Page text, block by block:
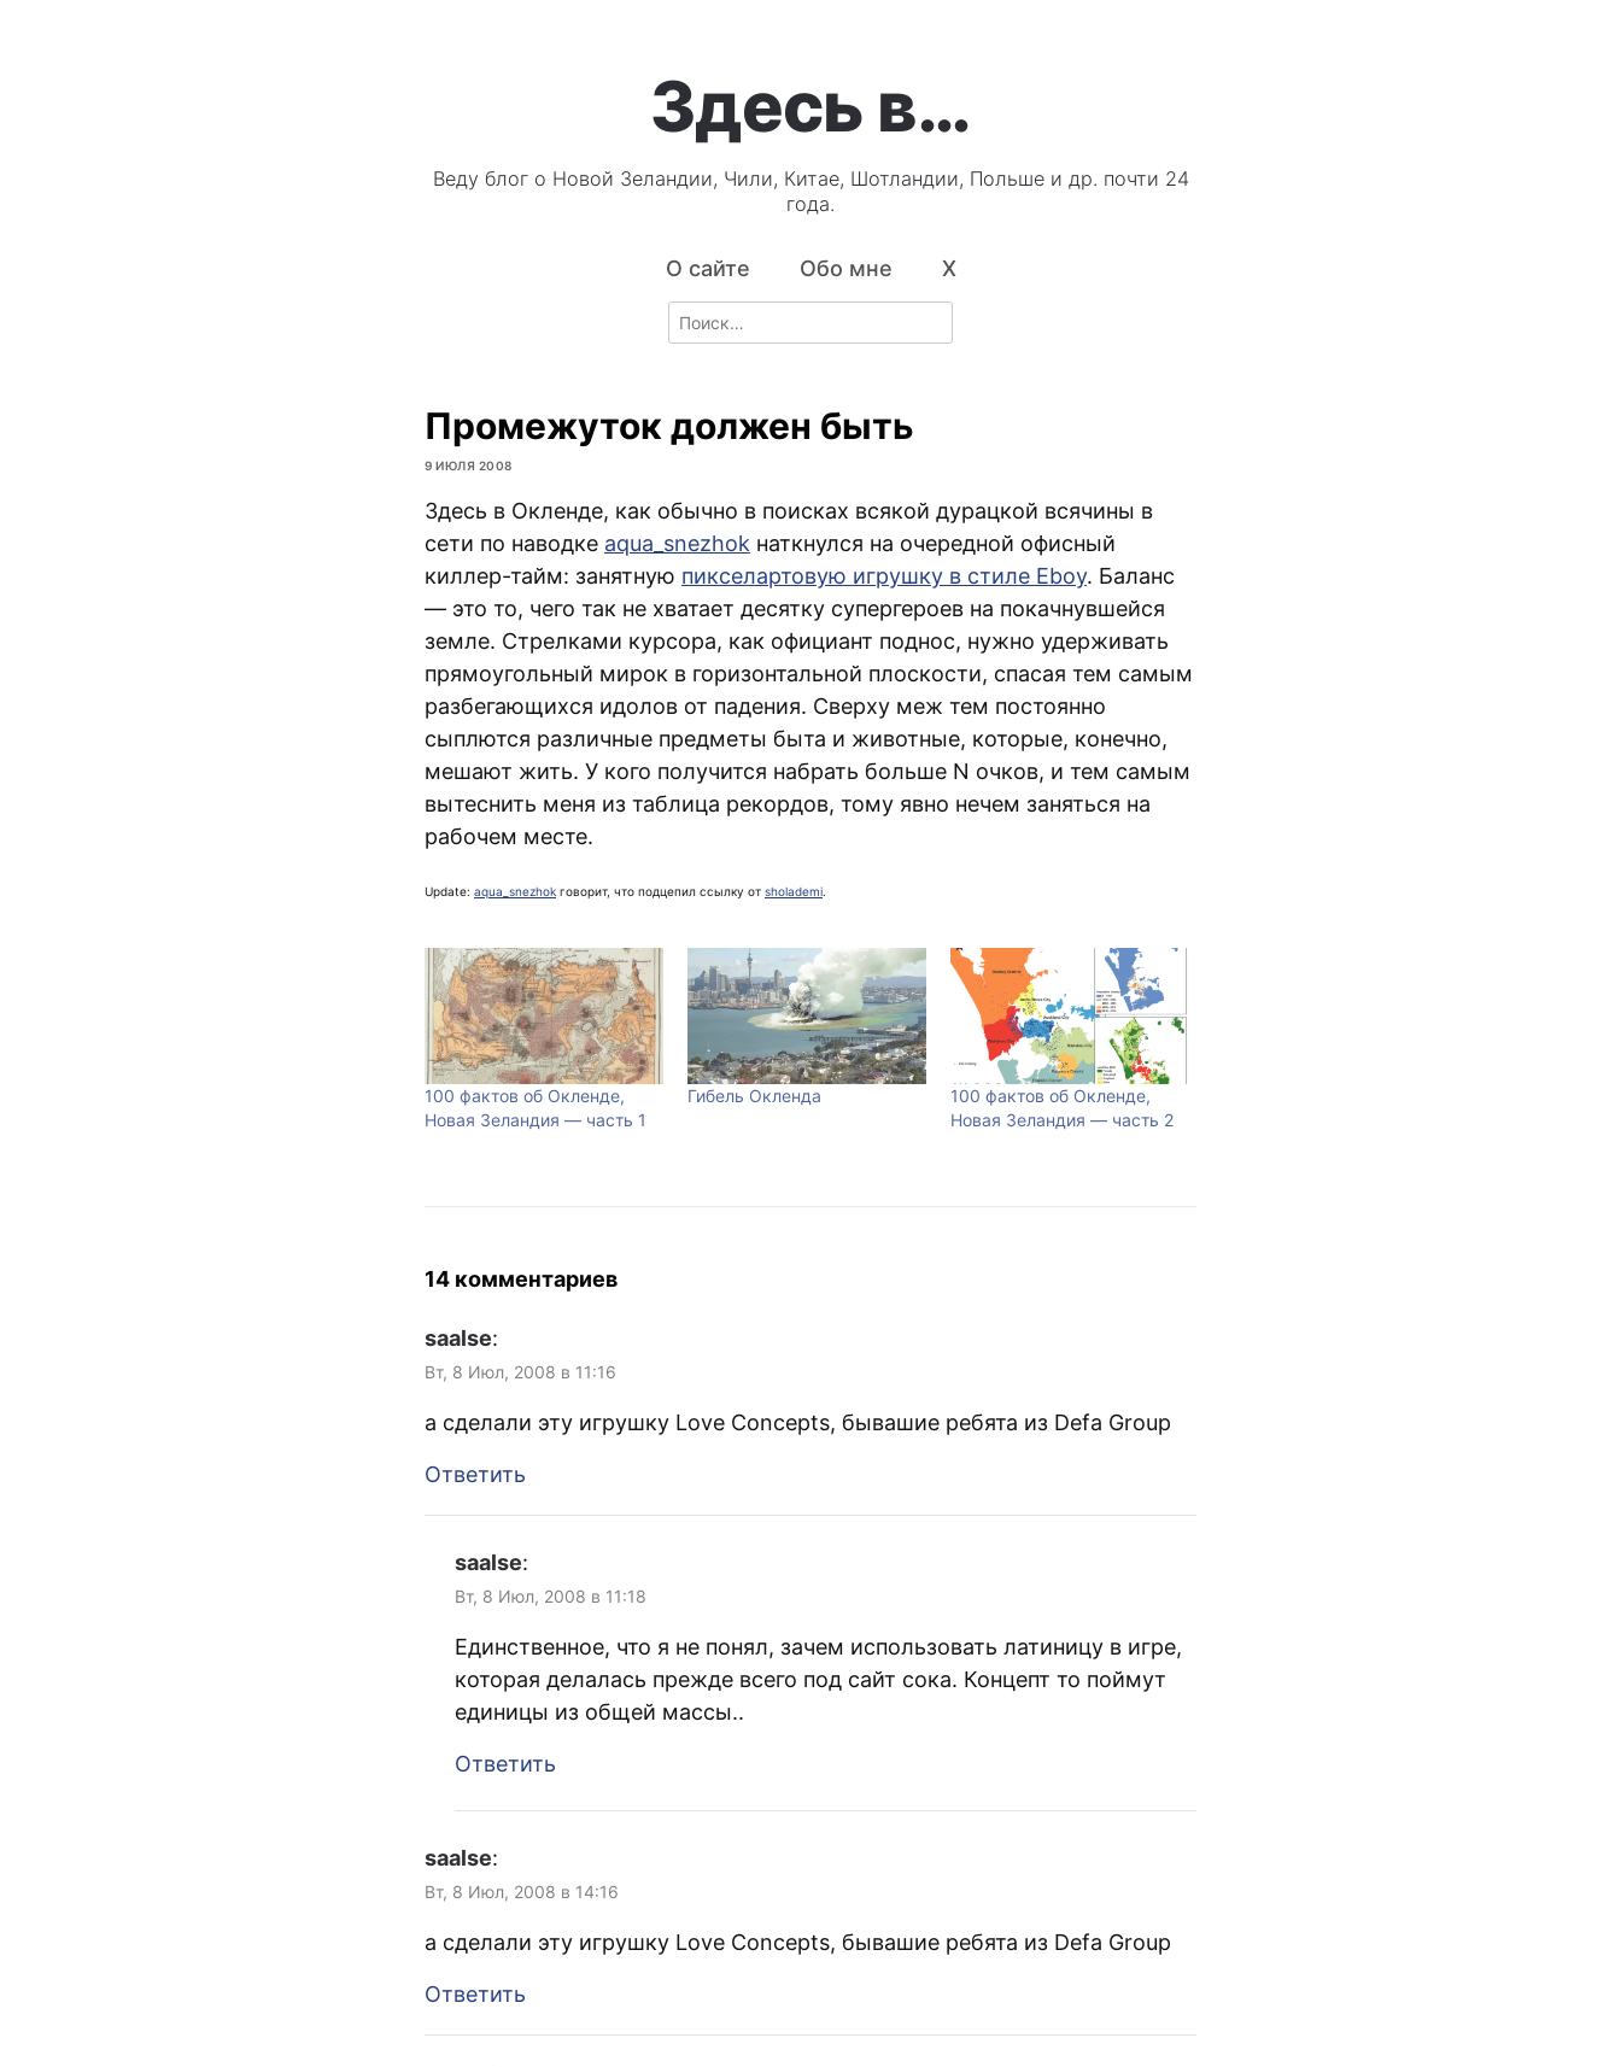
Здесь в…
Веду блог о Новой Зеландии, Чили, Китае, Шотландии, Польше и др. почти 24
года.
О сайте Обо мне X
Search
for:
Промежуток должен быть
9 ИЮЛЯ 2008
Здесь в Окленде, как обычно в поисках всякой дурацкой всячины в
сети по наводке aqua_snezhok наткнулся на очередной офисный
киллер-тайм: занятную пикселартовую игрушку в стиле Eboy. Баланс
— это то, чего так не хватает десятку супергероев на покачнувшейся
земле. Стрелками курсора, как официант поднос, нужно удерживать
прямоугольный мирок в горизонтальной плоскости, спасая тем самым
разбегающихся идолов от падения. Сверху меж тем постоянно
сыплются различные предметы быта и животные, которые, конечно,
мешают жить. У кого получится набрать больше N очков, и тем самым
вытеснить меня из таблица рекордов, тому явно нечем заняться на
рабочем месте.
Update: aqua_snezhok говорит, что подцепил ссылку от sholademi.
100 фактов об Окленде,
Новая Зеландия — часть 1
Гибель Окленда
100 фактов об Окленде,
Новая Зеландия — часть 2
14 комментариев
saalse:
Вт, 8 Июл, 2008 в 11:16
а сделали эту игрушку Love Concepts, бывашие ребята из Defa Group
Ответить
saalse:
Вт, 8 Июл, 2008 в 11:18
Единственное, что я не понял, зачем использовать латиницу в игре,
которая делалась прежде всего под сайт сока. Концепт то поймут
единицы из общей массы..
Ответить
saalse:
Вт, 8 Июл, 2008 в 14:16
а сделали эту игрушку Love Concepts, бывашие ребята из Defa Group
Ответить